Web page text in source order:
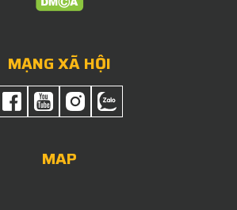
MẠNG XÃ HỘI
MAP